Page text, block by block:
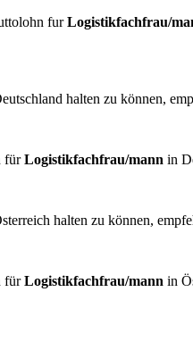
furLogistikfachfrau/
halten zu können,
fürLogistikfachfrau/mann in
halten zu können,
fürLogistikfachfrau/mann in